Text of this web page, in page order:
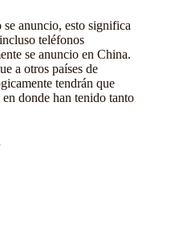
se anuncio, esto significa
teléfonos
se anuncio en China.
a otros países de
tendrán que
donde han tenido tanto